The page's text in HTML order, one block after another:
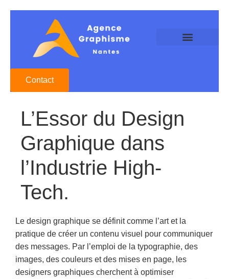
Contact
L’Essor du Design
Graphique dans
l’Industrie High-
Tech.
Le design graphique se définit comme l’art et la
pratique de créer un contenu visuel pour communiquer
des messages. Par l’emploi de la typographie, des
images, des couleurs et des mises en page, les
designers graphiques cherchent à optimiser